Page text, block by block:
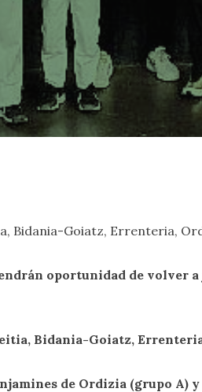
Bidania-Goiatz, Errenteria,
oportunidad de volver
Bidania-Goiatz,
de Ordizia (grupo A)